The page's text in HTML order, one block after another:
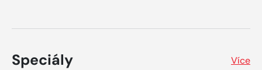
Speciály Více